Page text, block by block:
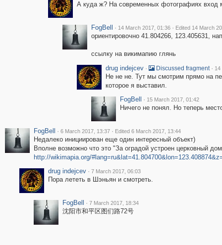
А куда ж? На современных фотографиях вход
FogBell · 14 March 2017, 01:36 · Edited 14 March
ориентировочно 41.804266, 123.405631,
ссылку на викимапию глянь
drug indejcev · Discussed fragment · 14
Не не не. Тут мы смотрим прямо на
которое я выставил.
FogBell
· 15 March 2017, 01:42
Ничего не понял. Но теперь
FogBell · 6 March 2017, 13:37 · Edited 6 March 2017, 13:44
Недалеко инициирован еще один интересный объект)
Вполне возможно что это "За оградой устроен церковный
http://wikimapia.org/
drug indejcev · 7 March 2017, 06:03
Пора лететь в Шэньян и смотреть.
FogBell · 7 March 2017, 18:34
沈阳市和平区图们路72号